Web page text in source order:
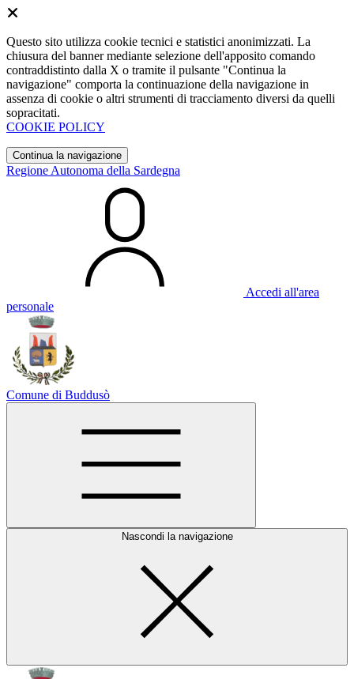
Questo sito utilizza cookie tecnici e statistici anonimizzati. La
chiusura del banner mediante selezione dell'apposito comando
contraddistinto dalla X o tramite il pulsante "Continua la
navigazione" comporta la continuazione della navigazione in
assenza di cookie o altri strumenti di tracciamento diversi da quelli
sopracitati.
COOKIE POLICY
Continua la navigazione
Regione Autonoma della Sardegna
Accedi all'area
personale
Comune di Buddusò
Nascondi la navigazione